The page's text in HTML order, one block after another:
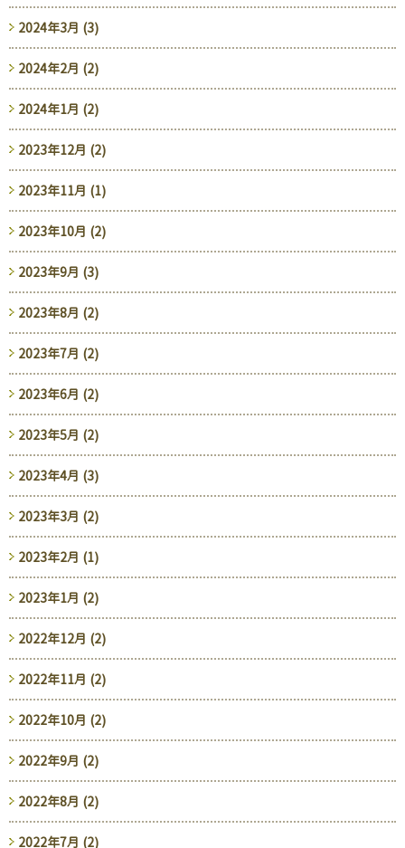
2024年3月 (3)
2024年2月 (2)
2024年1月 (2)
2023年12月 (2)
2023年11月 (1)
2023年10月 (2)
2023年9月 (3)
2023年8月 (2)
2023年7月 (2)
2023年6月 (2)
2023年5月 (2)
2023年4月 (3)
2023年3月 (2)
2023年2月 (1)
2023年1月 (2)
2022年12月 (2)
2022年11月 (2)
2022年10月 (2)
2022年9月 (2)
2022年8月 (2)
2022年7月 (2)